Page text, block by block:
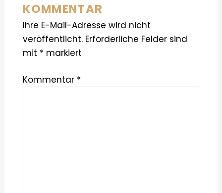
KOMMENTAR
Ihre E-Mail-Adresse wird nicht
veröffentlicht. Erforderliche Felder sind
mit * markiert
Kommentar *